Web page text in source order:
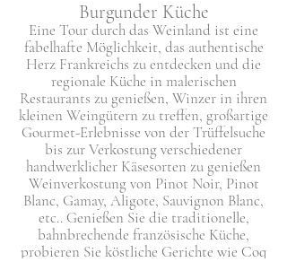
Burgunder Küche
Eine Tour durch das Weinland ist eine
fabelhafte Möglichkeit, das authentische
Herz Frankreichs zu entdecken und die
regionale Küche in malerischen
Restaurants zu genießen, Winzer in ihren
kleinen Weingütern zu treffen, großartige
Gourmet-Erlebnisse von der Trüffelsuche
bis zur Verkostung verschiedener
handwerklicher Käsesorten zu genießen
Weinverkostung von Pinot Noir, Pinot
Blanc, Gamay, Aligote, Sauvignon Blanc,
etc.. Genießen Sie die traditionelle,
bahnbrechende französische Küche,
probieren Sie köstliche Gerichte wie Coq